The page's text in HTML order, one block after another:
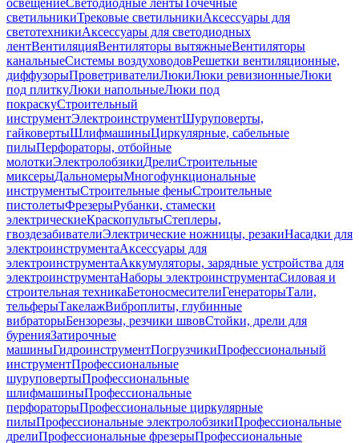
освещениеСветодиодные лентыТочечные
светильникиТрековые светильникиАксессуары для
светотехникиАксессуары для светодиодных
лентВентиляцияВентиляторы вытяжныеВентиляторы
канальныеСистемы воздуховодовРешетки вентиляционные,
диффузорыПроветривателиЛюкиЛюки ревизионныеЛюки
под плиткуЛюки напольныеЛюки под
покраскуСтроительный
инструментЭлектроинструментШуруповерты,
гайковертыШлифмашиныЦиркулярные, сабельные
пилыПерфораторы, отбойные
молоткиЭлектролобзикиДрелиСтроительные
миксерыДальномерыМногофункциональные
инструментыСтроительные феныСтроительные
пистолетыФрезерыРубанки, стамески
электрическиеКраскопультыСтеплеры,
гвоздезабивателиЭлектрические ножницы, резакиНасадки для
электроинструментаАксессуары для
электроинструментаАккумуляторы, зарядные устройства для
электроинструментаНаборы электроинструментаСиловая и
строительная техникаБетоносмесителиГенераторыТали,
тельферыТакелажВиброплиты, глубинные
вибраторыБензорезы, резчики швовСтойки, дрели для
буренияЗатирочные
машиныГидроинструментПогрузчикиПрофессиональный
инструментПрофессиональные
шуруповертыПрофессиональные
шлифмашиныПрофессиональные
перфораторыПрофессиональные циркулярные
пилыПрофессиональные электролобзикиПрофессиональные
дрелиПрофессиональные фрезерыПрофессиональные